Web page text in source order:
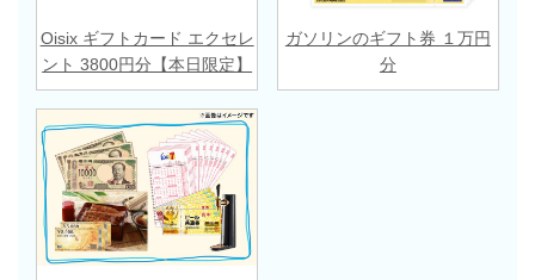
Oisix ギフトカード エクセレ
ント 3800円分【本日限定】
ガソリンのギフト券 １万円
分